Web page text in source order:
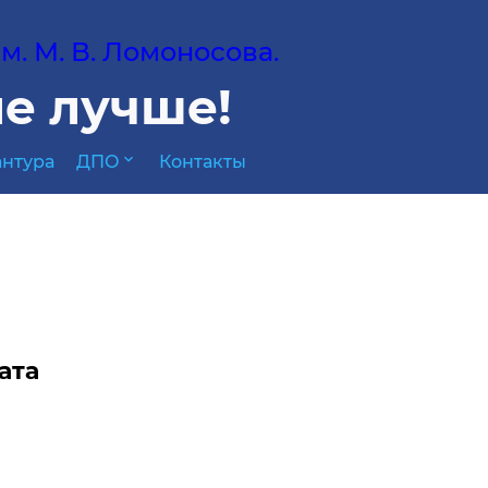
М. В. Ломоносова.
лучше!
ДПО expand_more Контакты